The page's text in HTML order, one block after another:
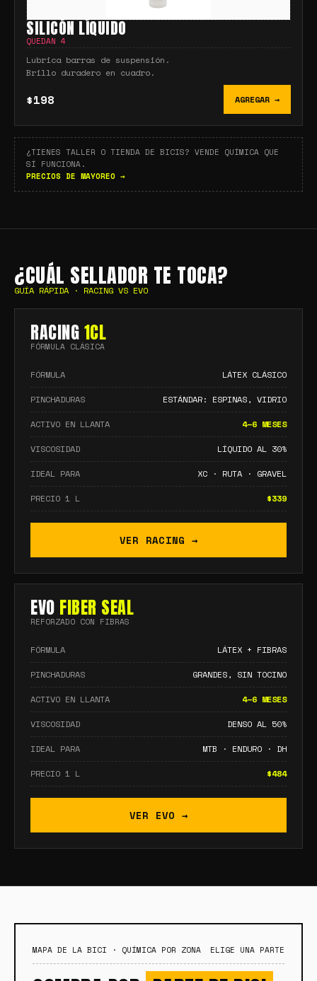
SILICÓN LÍQUIDO
QUEDAN 4
Lubrica barras de suspensión.
Brillo duradero en cuadro.
$198 AGREGAR →
¿TIENES TALLER O TIENDA DE BICIS? VENDE QUÍMICA QUE
SÍ FUNCIONA.
PRECIOS DE MAYOREO →
¿CUÁL SELLADOR TE TOCA?
GUÍA RÁPIDA · RACING VS EVO
RACING1CL
FÓRMULA CLÁSICA
FÓRMULA LÁTEX CLÁSICO
PINCHADURAS ESTÁNDAR: ESPINAS, VIDRIO
ACTIVO EN LLANTA 4–6 MESES
VISCOSIDAD LÍQUIDO AL 30%
IDEAL PARA XC · RUTA · GRAVEL
PRECIO 1 L $339
VER RACING →
EVO FIBER SEAL
REFORZADO CON FIBRAS
FÓRMULA LÁTEX + FIBRAS
PINCHADURAS GRANDES, SIN TOCINO
ACTIVO EN LLANTA 4–6 MESES
VISCOSIDAD DENSO AL 50%
IDEAL PARA MTB · ENDURO · DH
PRECIO 1 L $484
VER EVO →
MAPA DE LA BICI · QUÍMICA POR ZONA ELIGE UNA PARTE